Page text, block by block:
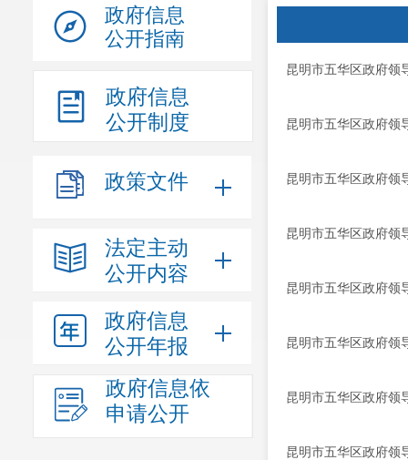
政府信息
公开指南
政府信息
公开制度
政策文件
法定主动
公开内容
政府信息
公开年报
政府信息依
申请公开
昆明市五华区政府领
昆明市五华区政府领
昆明市五华区政府领
昆明市五华区政府领
昆明市五华区政府领
昆明市五华区政府领
昆明市五华区政府领
昆明市五华区政府领